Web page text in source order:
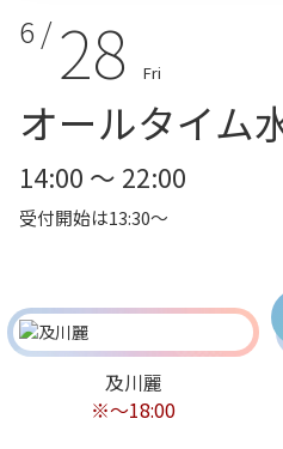
6 / 28 Fri
オールタイム
14:00 ～ 22:00
受付開始は13:30～
及川麗
※〜18:00